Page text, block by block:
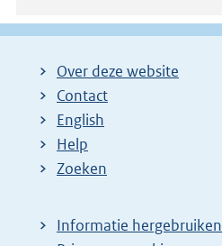
Over deze website
Contact
English
Help
Zoeken
Informatie hergebruiken